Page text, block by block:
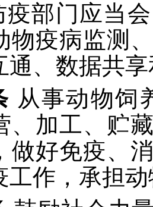
疫部门应当
物疫病监测
通、数据共
从事动物饲
、加工、贮
做好免疫、
工作，承担